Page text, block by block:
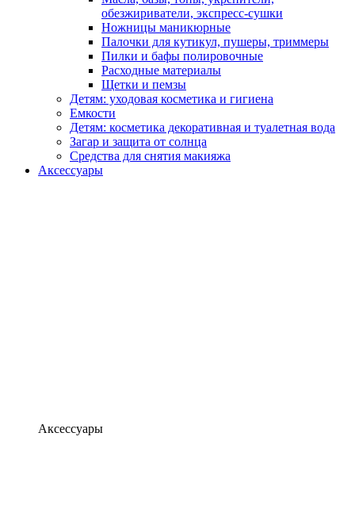
обезжириватели, экспресс-сушки
Ножницы маникюрные
Палочки для кутикул, пушеры, триммеры
Пилки и бафы полировочные
Расходные материалы
Щетки и пемзы
Детям: уходовая косметика и гигиена
Емкости
Детям: косметика декоративная и туалетная вода
Загар и защита от солнца
Средства для снятия макияжа
Аксессуары
Аксессуары